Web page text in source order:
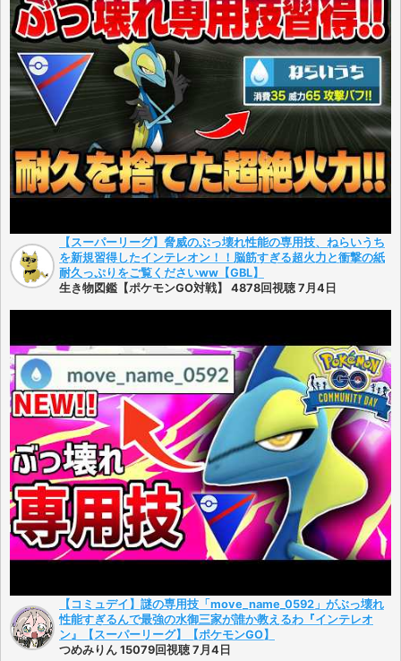
【スーパーリーグ】脅威のぶっ壊れ性能の専用技、ねらいうち
を新規習得したインテレオン！！脳筋すぎる超火力と衝撃の紙
耐久っぷりをご覧くださいww【GBL】
生き物図鑑【ポケモンGO対戦】 4878回視聴 7月4日
【コミュデイ】謎の専用技「move_name_0592」がぶっ壊れ
性能すぎるんで最強の水御三家が誰か教えるわ『インテレオ
ン』【スーパーリーグ】【ポケモンGO】
つめみりん 15079回視聴 7月4日